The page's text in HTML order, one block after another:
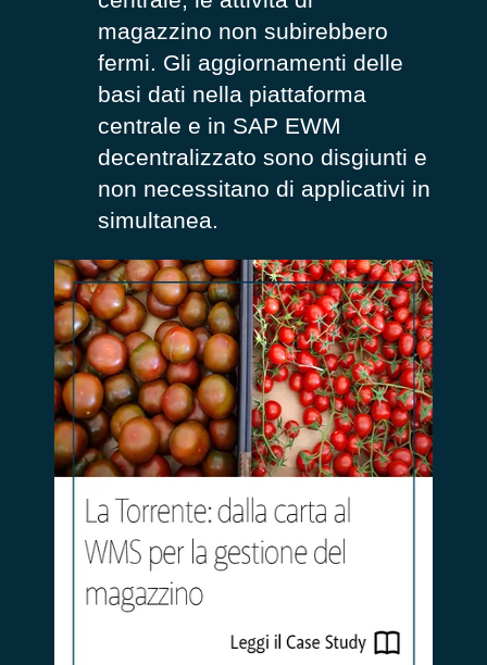
magazzino non subirebbero
fermi. Gli aggiornamenti delle
basi dati nella piattaforma
centrale e in SAP EWM
decentralizzato sono disgiunti e
non necessitano di applicativi in
simultanea.